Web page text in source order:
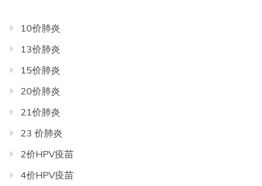
导
航
10价肺炎
13价肺炎
15价肺炎
20价肺炎
21价肺炎
23 价肺炎
2价HPV疫苗
4价HPV疫苗